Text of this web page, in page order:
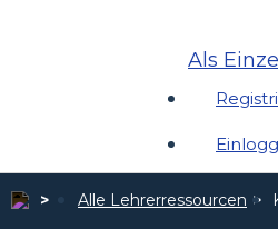
Als
Alle Lehrerressourcen